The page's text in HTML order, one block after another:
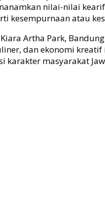
nilai-nilai
kesempurnaan atau
Artha Park,
dan ekonomi
karakter masyarakat